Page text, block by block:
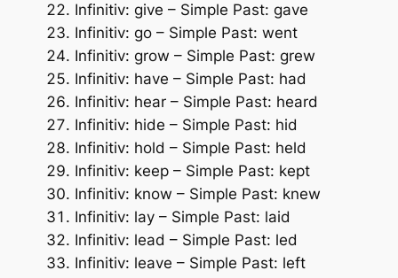
Infinitiv: give – Simple Past: gave
Infinitiv: go – Simple Past: went
Infinitiv: grow – Simple Past: grew
Infinitiv: have – Simple Past: had
Infinitiv: hear – Simple Past: heard
Infinitiv: hide – Simple Past: hid
Infinitiv: hold – Simple Past: held
Infinitiv: keep – Simple Past: kept
Infinitiv: know – Simple Past: knew
Infinitiv: lay – Simple Past: laid
Infinitiv: lead – Simple Past: led
Infinitiv: leave – Simple Past: left